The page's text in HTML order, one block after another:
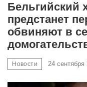
Бельгийский
предстанет
обвиняют в
Новости 24 сентября